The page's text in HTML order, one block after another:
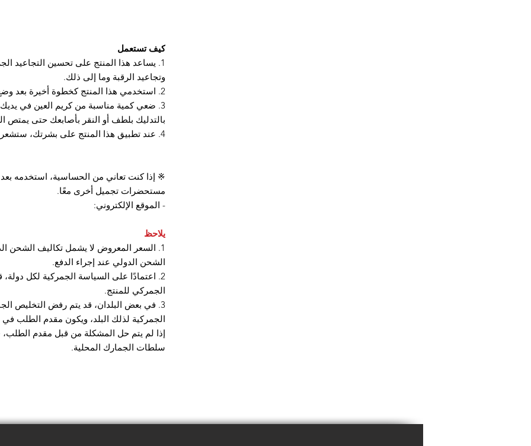
كيف تستعمل
1. يساعد هذا المنتج على تحسين التجاعيد
وتجاعيد الرقبة وما إلى ذلك.
2. استخدمي هذا المنتج كخطوة أخيرة بعد وضع التونر والغسول للبشرة.
3. ضعي كمية مناسبة من كريم العين في
بالتدليك بلطف أو النقر بأصابعك حتى يمتص
4. عند تطبيق هذا المنتج على بشرتك، ستشعر بإحساس ناعم ومرن.
※ إذا كنت تعاني من الحساسية، استخدمه
مستحضرات تجميل أخرى معًا.
- الموقع الإلكتروني:
يلاحظ
1. السعر المعروض لا يشمل تكاليف الشحن
الشحن الدولي عند إجراء الدفع.
2. اعتمادًا على السياسة الجمركية لكل
الجمركي للمنتج.
3. في بعض البلدان، قد يتم رفض التخليص
الجمركية لذلك البلد، ويكون مقدم الطلب
إذا لم يتم حل المشكلة من قبل مقدم
سلطات الجمارك المحلية.